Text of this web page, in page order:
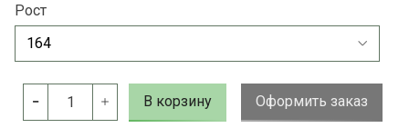
Рост
В корзину Оформить заказ